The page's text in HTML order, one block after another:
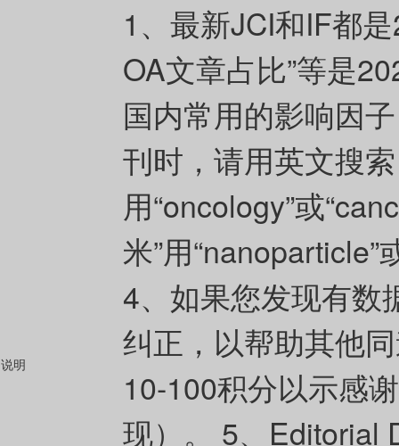
说明
1、最新JCI和IF都
OA文章占比”等是
国内常用的影响因
刊时，请用英文搜
用“oncology”或
米”用“nanoparticle”
4、如果您发现有数
纠正，以帮助其他
10-100积分以示感
现）。 5、Editorial